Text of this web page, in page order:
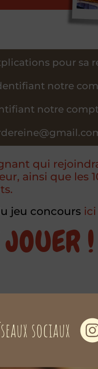
pour sa
notre
notre
qui
ainsi que les
jeu concours ici
!
sociaux